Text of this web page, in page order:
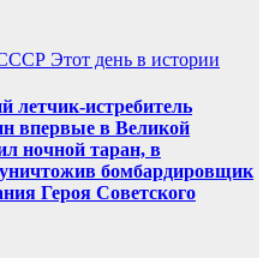
Этот день в истории
летчик-истребитель
впервые в Великой
ночной таран, в
бомбардировщик
Героя Советского